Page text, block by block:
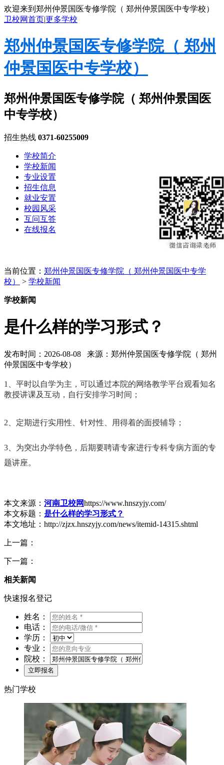
欢迎来到郑州仲景国医专修学院（ 郑州仲景国医中专学校）
卫校网首页|更多学校
郑州仲景国医专修学院（ 郑州
仲景国医中专学校）
郑州仲景国医专修学院（ 郑州仲景国医
中专学校）
招生热线 0371-60255009
学校简介
学校新闻
专业设置
招生信息
就业安置
校园风采
互问互答
在线报名
当前位置： 郑州仲景国医专修学院（ 郑州仲景国医中专学
校）
> 学校新闻
学校新闻
是什么样的学习形式？
发布时间：2026-08-08 来源：郑州仲景国医专修学院（ 郑州
仲景国医中专学校）
1、平时以自学为主，可以通过本院的网络教学平台观看知名
教授讲课及互动，自行安排学习时间；
2、定期进行实用性、针对性、用得着的面授辅导；
3、为突出办学特色，后期要聘请专家进行专科专病方面的专
题讲座。
本文来源： 河南卫校网https://www.hnszyjy.com/
本文标题： 是什么样的学习形式？
本文地址：http://zjzx.hnszyjy.com/news/itemid-14315.shtml
上一篇：
下一篇：
相关新闻
快速报名登记
姓名：
电话：
学历：
专业：
院校：
热门学校